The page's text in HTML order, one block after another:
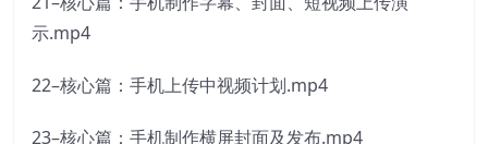
示.mp4
22–核心篇：手机上传中视频计划.mp4
23–核心篇：手机制作横屏封面及发布.mp4